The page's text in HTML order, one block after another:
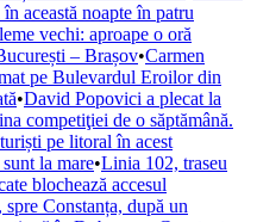
această noapte în patru
vechi: aproape o oră
– Brașov•Carmen
pe Bulevardul Eroilor din
•David Popovici a plecat la
competiţiei de o săptămână.
pe litoral în acest
la mare•Linia 102, traseu
blochează accesul
Constanța, după un